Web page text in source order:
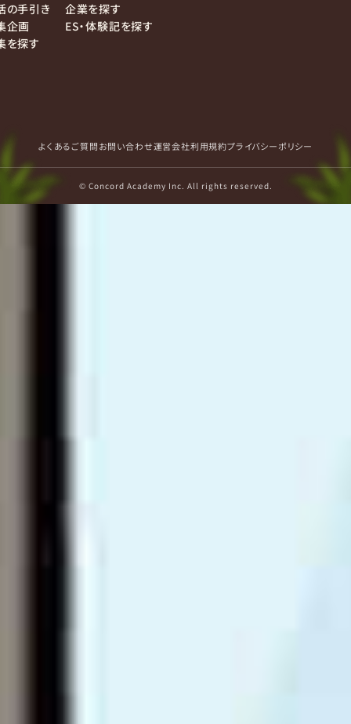
の手引き
企画
を探す
企業を探す
ES・体験記を探す
よくあるご質問お問い合わせ運営会社利用規約プライバシーポリシー
© Concord Academy Inc. All rights reserved.